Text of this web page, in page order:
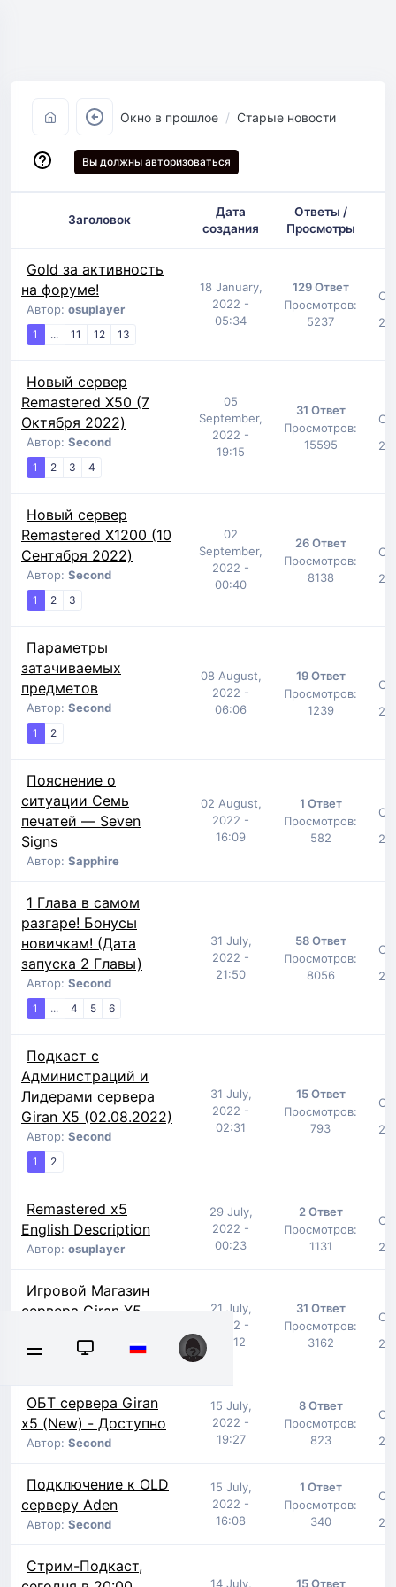
Окно в прошлое Старые новости
Вы должны авторизоваться
Заголовок
Дата
создания
Ответы /
Просмотры
Gold за активность
на форуме!
Автор: osuplayer
1 ... 11 12 13
18 January,
2022 -
05:34
129 Ответ
Просмотров:
5237
29
Новый сервер
Remastered X50 (7
Октября 2022)
Автор: Second
1 2 3 4
05
September,
2022 -
19:15
31 Ответ
Просмотров:
15595
29
Новый сервер
Remastered X1200 (10
Сентября 2022)
Автор: Second
1 2 3
02
September,
2022 -
00:40
26 Ответ
Просмотров:
8138
29
Параметры
затачиваемых
предметов
Автор: Second
1 2
08 August,
2022 -
06:06
19 Ответ
Просмотров:
1239
29
Пояснение о
ситуации Семь
печатей — Seven
Signs
Автор: Sapphire
02 August,
2022 -
16:09
1 Ответ
Просмотров:
582
29
1 Глава в самом
разгаре! Бонусы
новичкам! (Дата
запуска 2 Главы)
Автор: Second
1 ... 4 5 6
31 July,
2022 -
21:50
58 Ответ
Просмотров:
8056
29
Подкаст с
Администраций и
Лидерами сервера
Giran X5 (02.08.2022)
Автор: Second
1 2
31 July,
2022 -
02:31
15 Ответ
Просмотров:
793
29
Remastered x5
English Description
Автор: osuplayer
29 July,
2022 -
00:23
2 Ответ
Просмотров:
1131
29
Игровой Магазин
сервера Giran X5
1 4
21 July,
2022 -
03:12
31 Ответ
Просмотров:
3162
29
ОБТ сервера Giran
x5 (New) - Доступно
Автор: Second
15 July,
2022 -
19:27
8 Ответ
Просмотров:
823
29
Подключение к OLD
серверу Aden
Автор: Second
15 July,
2022 -
16:08
1 Ответ
Просмотров:
340
29
Стрим-Подкаст,
14 July, 15 Ответ